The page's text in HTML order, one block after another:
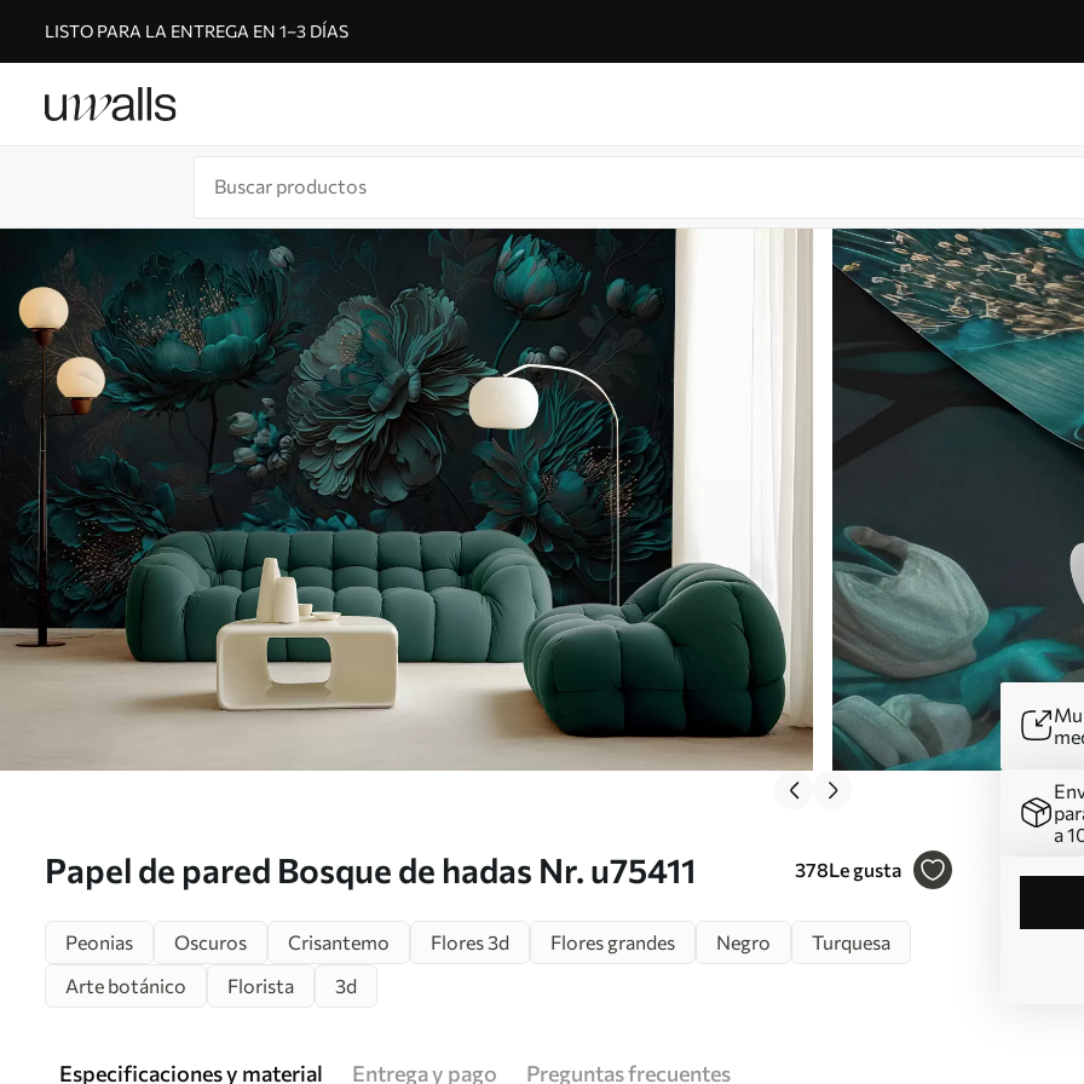
LISTO PARA LA ENTREGA EN 1–3 DÍAS
Papel de pared Bosque de hadas Nr. u75411 378Le gusta
a
Peonias Oscuros Crisantemo Flores 3d Flores grandes Negro
Turquesa
Arte botánico
Florista 3d
Especificaciones y material Entrega y pago Preguntas frecuentes